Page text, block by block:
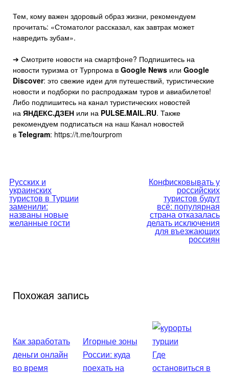
Тем, кому важен здоровый образ жизни, рекомендуем
прочитать: «Стоматолог рассказал, как завтрак может
навредить зубам».
➔ Смотрите новости на смартфоне? Подпишитесь на
новости туризма от Турпрома в Google News или Google
Discover: это свежие идеи для путешествий, туристические
новости и подборки по распродажам туров и авиабилетов!
Либо подпишитесь на канал туристических новостей
на ЯНДЕКС.ДЗЕН или на PULSE.MAIL.RU. Также
рекомендуем подписаться на наш Канал новостей
в Telegram: https://t.me/tourprom
Навигация
по
записям
Русских и
украинских
туристов в Турции
заменили:
названы новые
желанные гости
Конфисковывать у
российских
туристов будут
всё: популярная
страна отказалась
делать исключения
для въезжающих
россиян
Похожая запись
Как заработать
деньги онлайн
во время
Игорные зоны
России: куда
поехать на
Где
остановиться в